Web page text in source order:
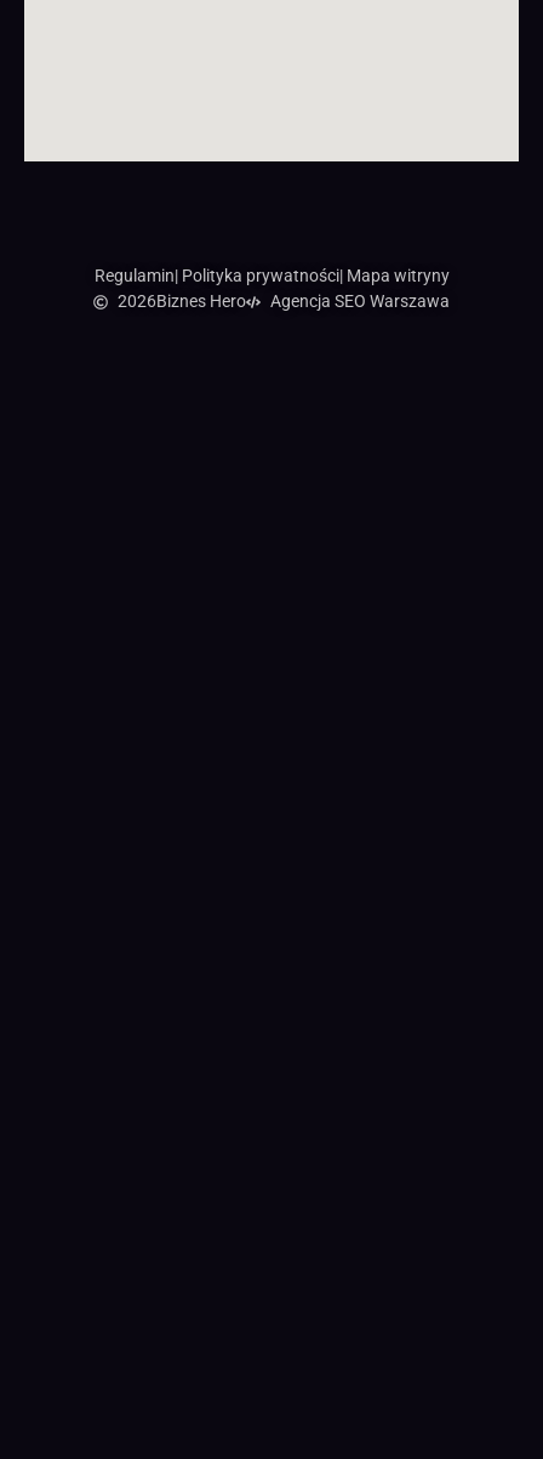
Regulamin| Polityka prywatności| Mapa witryny
2026Biznes Hero Agencja SEO Warszawa